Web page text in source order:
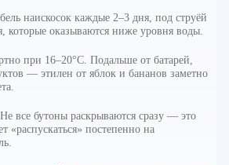
наискосок каждые 2–3 дня, под струёй
которые оказываются ниже уровня воды.
при 16–20°C. Подальше от батарей,
— этилен от яблок и бананов заметно
все бутоны раскрываются сразу — это
«распускаться» постепенно на